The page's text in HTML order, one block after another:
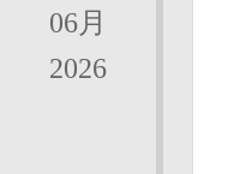
06月
2026